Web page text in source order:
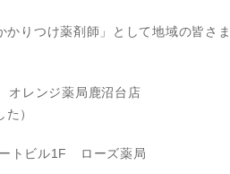
りつけ薬剤師」として地域の皆さま
レンジ薬局鹿沼台店
）
トビル1F ローズ薬局